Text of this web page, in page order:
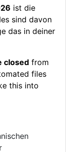
ist die
sind davon
das in deiner
closed from
files
this into